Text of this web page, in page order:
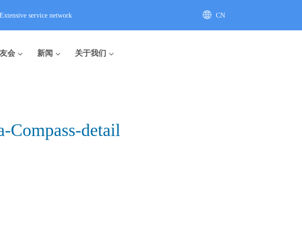
Extensive service network CN
会 新闻 关于我们
Compass-detail